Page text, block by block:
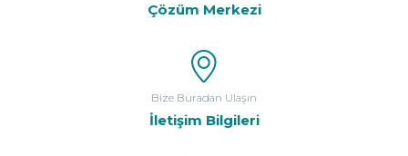
Çözüm Merkezi
Bize Buradan Ulaşın
İletişim Bilgileri